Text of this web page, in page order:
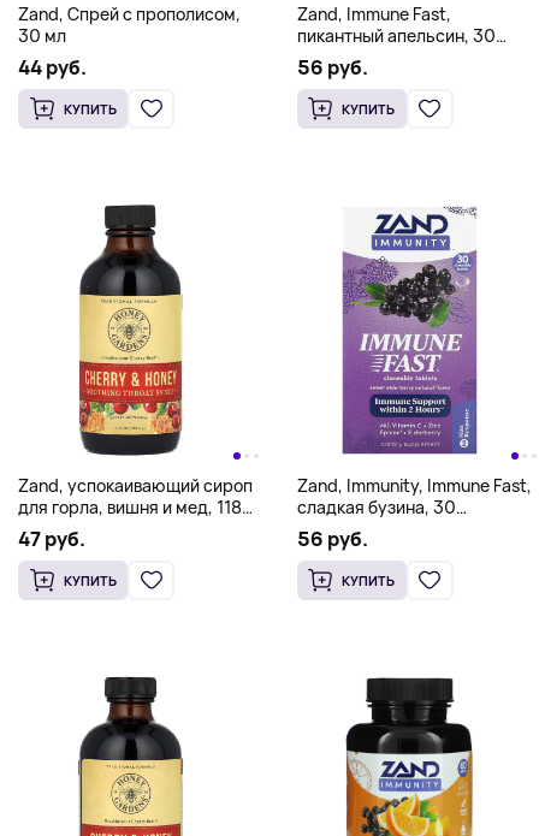
Zand, Спрей с прополисом,
30 мл
44 руб.
КУПИТЬ
Zand, Immune Fast,
пикантный апельсин, 30
жевательных таблеток
56 руб.
КУПИТЬ
Zand, успокаивающий сироп
для горла, вишня и мед, 118
мл (4 жидк. унции)
47 руб.
КУПИТЬ
Zand, Immunity, Immune Fast,
сладкая бузина, 30
жевательных таблеток
56 руб.
КУПИТЬ